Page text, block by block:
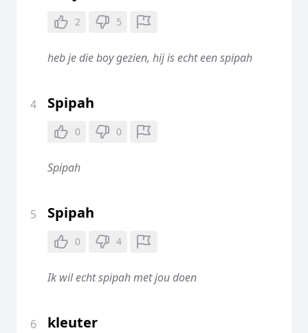
2 5
heb je die boy gezien, hij is echt een spipah
4 Spipah
0 0
Spipah
5 Spipah
0 4
Ik wil echt spipah met jou doen
6 kleuter